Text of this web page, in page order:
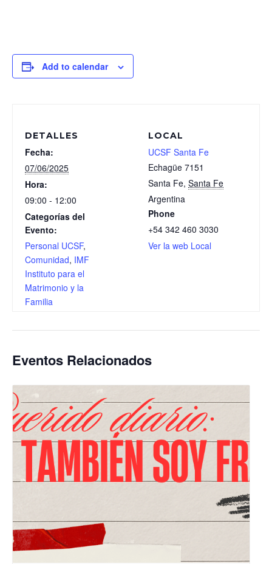
Add to calendar
DETALLES
Fecha:
07/06/2025
Hora:
09:00 - 12:00
Categorías del
Evento:
Personal UCSF,
Comunidad, IMF
Instituto para el
Matrimonio y la
Familia
LOCAL
UCSF Santa Fe
Echagüe 7151
Santa Fe, Santa Fe
Argentina
Phone
+54 342 460 3030
Ver la web Local
Eventos Relacionados